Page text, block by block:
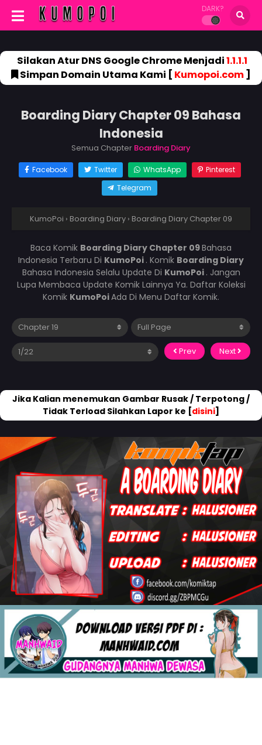
DARK?
Silakan Atur DNS Google Chrome Menjadi1.1.1.1
Simpan Domain Utama Kami [ Kumopoi.com]
Boarding Diary Chapter 09 Bahasa
Indonesia
Semua Chapter Boarding Diary
Facebook Twitter WhatsApp
Pinterest
Telegram
KumoPoi › Boarding Diary › Boarding Diary Chapter 09
Baca Komik Boarding Diary Chapter 09Bahasa
Indonesia Terbaru Di KumoPoi . Komik Boarding Diary
Bahasa Indonesia Selalu Update Di KumoPoi . Jangan
Lupa Membaca Update Komik Lainnya Ya. Daftar Koleksi
Komik KumoPoiAda Di Menu Daftar Komik.
Prev Next
Jika Kalian menemukan Gambar Rusak / Terpotong /
Tidak Terload Silahkan Lapor ke [disini]